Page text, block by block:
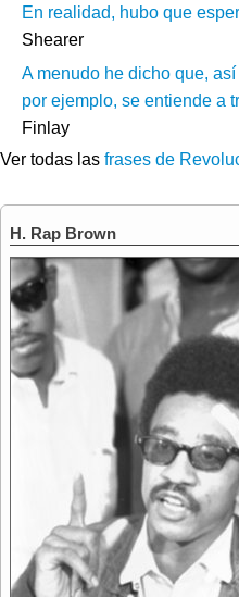
En realidad, hubo que
Shearer
A menudo he dicho que,
por ejemplo, se entiende a
Finlay
Ver todas las frases de
H. Rap Brown